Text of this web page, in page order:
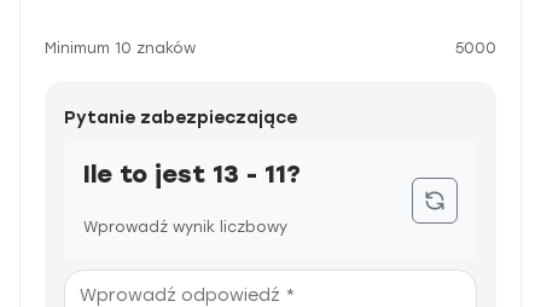
Minimum 10 znaków 5000
Pytanie zabezpieczające
Ile to jest 13 - 11?
Wprowadź wynik liczbowy
Wprowadź odpowiedź *